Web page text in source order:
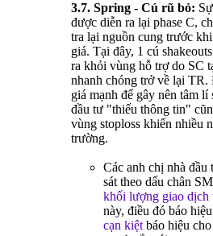
3.7. Spring - Cú rũ bỏ:
được diễn ra lại phase C,
tra lại nguồn cung trước
giá. Tại đây, 1 cú
ra khỏi vùng hỗ trợ do SC
nhanh chóng trở về lại
giá mạnh để gây nên tâm lí
đầu tư "thiếu thông tin"
vùng stoploss khiến nhiều
trường.
Các anh chị nhà đầu
sát theo dấu chân
khối lượng giao dịch
này, điều đó báo
cạn kiệt báo hiệu